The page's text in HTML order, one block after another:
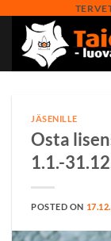
content
JÄSENILLE
Osta
1.1.-
POSTED ON